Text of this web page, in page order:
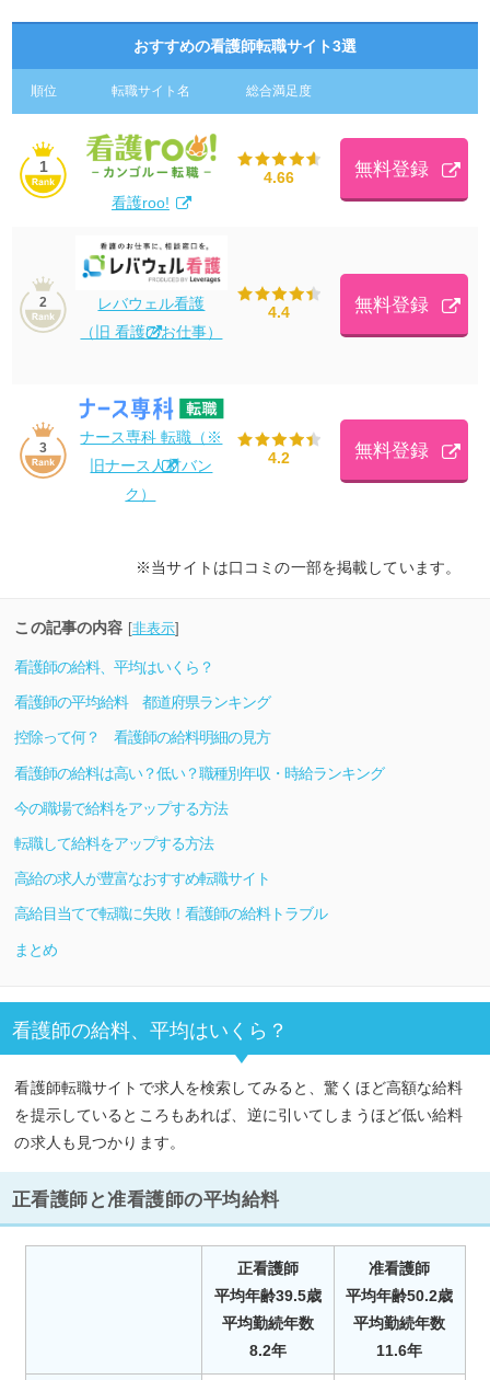
おすすめの看護師転職サイト3選
順位 転職サイト名 総合満足度
1
看護roo!
4.66 無料登録
2
レバウェル看護
（旧 看護のお仕事）
4.4 無料登録
3
ナース専科 転職（※
旧ナース人材バン
ク）
4.2 無料登録
※当サイトは口コミの一部を掲載しています。
この記事の内容 [非表示]
看護師の給料、平均はいくら？
看護師の平均給料 都道府県ランキング
控除って何？ 看護師の給料明細の見方
看護師の給料は高い？低い？職種別年収・時給ランキング
今の職場で給料をアップする方法
転職して給料をアップする方法
高給の求人が豊富なおすすめ転職サイト
高給目当てで転職に失敗！看護師の給料トラブル
まとめ
看護師の給料、平均はいくら？
看護師転職サイトで求人を検索してみると、驚くほど高額な給料
を提示しているところもあれば、逆に引いてしまうほど低い給料
の求人も見つかります。
正看護師と准看護師の平均給料
正看護師
平均年齢39.5歳
平均勤続年数
8.2年
准看護師
平均年齢50.2歳
平均勤続年数
11.6年